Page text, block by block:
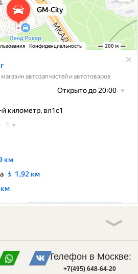
Телефон в Москве:
+7(495) 648-64-20